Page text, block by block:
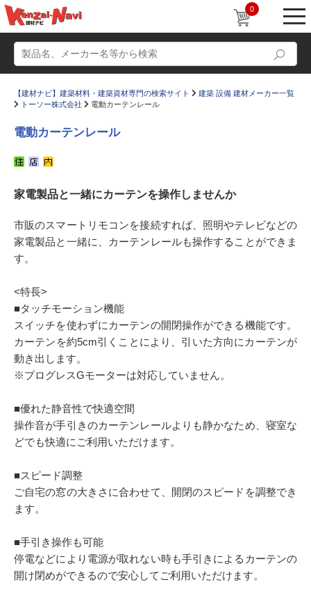
0
かたなび コラム
すまいリング 設計士インタビュー
Q＆A 販売・施工代理店募集
【建材ナビ】建築材料・建築資材専門の検索サイト
建築 設備 建材メーカー一覧
トーソー株式会社
電動カーテンレール
電動カーテンレール
家電製品と一緒にカーテンを操作しませんか
市販のスマートリモコンを接続すれば、照明やテレビなどの
家電製品と一緒に、カーテンレールも操作することができま
す。
<特長>
■タッチモーション機能
スイッチを使わずにカーテンの開閉操作ができる機能です。
カーテンを約5cm引くことにより、引いた方向にカーテンが
動き出します。
※プログレスGモーターは対応していません。
■優れた静音性で快適空間
操作音が手引きのカーテンレールよりも静かなため、寝室な
どでも快適にご利用いただけます。
■スピード調整
ご自宅の窓の大きさに合わせて、開閉のスピードを調整でき
ます。
■手引き操作も可能
停電などにより電源が取れない時も手引きによるカーテンの
開け閉めができるので安心してご利用いただけます。